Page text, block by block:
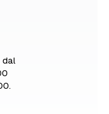
dal